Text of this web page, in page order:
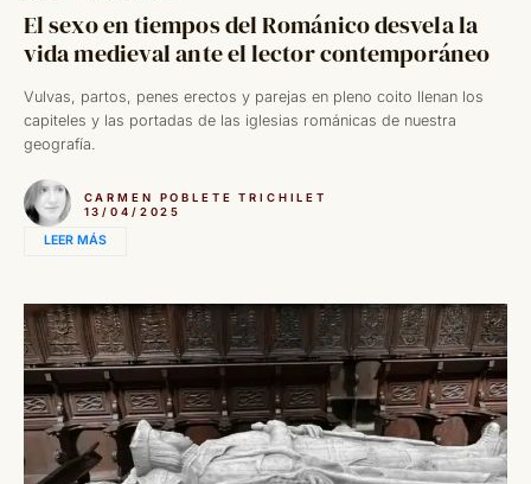
El sexo en tiempos del Románico desvela la
vida medieval ante el lector contemporáneo
Vulvas, partos, penes erectos y parejas en pleno coito llenan los
capiteles y las portadas de las iglesias románicas de nuestra
geografía.
CARMEN POBLETE TRICHILET
13/04/2025
LEER MÁS